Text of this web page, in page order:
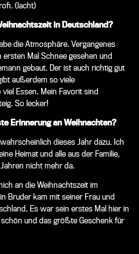
(lacht)
in Deutschland?
die Atmosphäre. Vergangenes
Mal Schnee gesehen und
gebaut. Der ist auch richtig gut
außerdem so viele
Essen. Mein Favorit sind
So lecker!
Erinnerung an Weihnachten?
dieses Jahr dazu. Ich
Heimat und alle aus der Familie,
nicht mehr da.
an die Weihnachtszeit im
Bruder kam mit seiner Frau und
Es war sein erstes Mal hier in
und das größte Geschenk für